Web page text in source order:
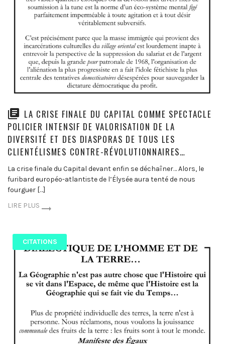
LA CRISE FINALE DU CAPITAL COMME SPECTACLE
POLICIER INTENSIF DE VALORISATION DE LA
DIVERSITÉ ET DES DIASPORAS DE TOUS LES
CLIENTÉLISMES CONTRE-RÉVOLUTIONNAIRES…
La crise finale du Capital devant enfin se déchaîner… Alors, le
furibard européo-atlantiste de l’Élysée aura tenté de nous
fourguer […]
LIRE PLUS
CITATIONS